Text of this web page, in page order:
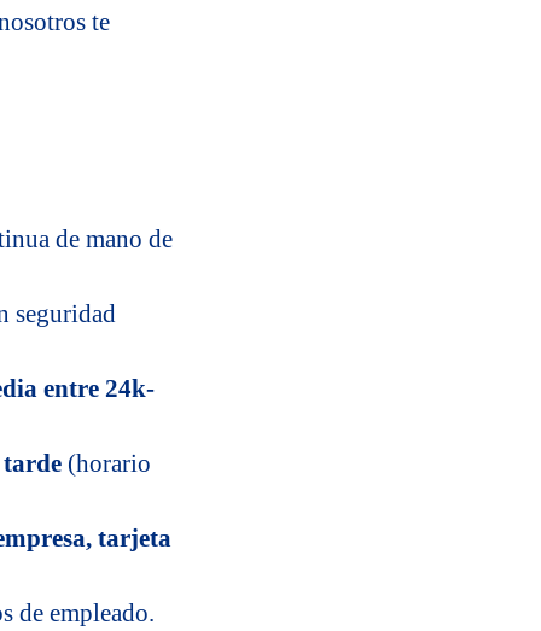
te
de mano de
seguridad
entre 24k-
(horario
tarjeta
de empleado.